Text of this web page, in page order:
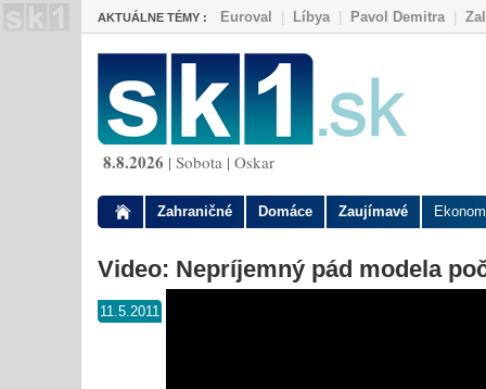
AKTUÁLNE TÉMY : Euroval Líbya| Pavol Demitra|
8.8.2026 | Sobota | Oskar
Zahraničné Domáce Zaujímavé
Video: Nepríjemný pád modela
11.5.2011